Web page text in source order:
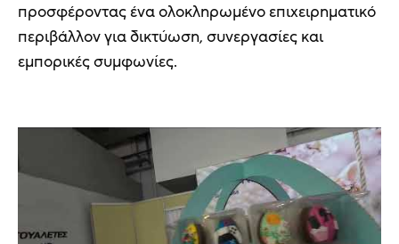
προσφέροντας ένα ολοκληρωμένο επιχειρηματικό
περιβάλλον για δικτύωση, συνεργασίες και
εμπορικές συμφωνίες.